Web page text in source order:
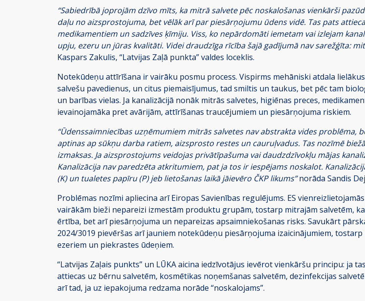
“Sabiedrībā joprojām dzīvo mīts, ka mitrā salvete pēc noskalošanas vienkārši
daļu no aizsprostojuma, bet vēlāk arī par piesārņojumu ūdens vidē. Tas pats
medikamentiem un sadzīves ķīmiju. Viss, ko nepārdomāti iemetam vai izlejam
upju, ezeru un jūras kvalitāti. Videi draudzīga rīcība šajā gadījumā nav sarežģīta:
Kaspars Zakulis, “Latvijas Zaļā punkta” valdes loceklis.
Notekūdeņu attīrīšana ir vairāku posmu process. Vispirms mehāniski atdala
salvešu pavedienus, un citus piemaisījumus, tad smiltis un taukus, bet pēc tam
un barības vielas. Ja kanalizācijā nonāk mitrās salvetes, higiēnas preces,
ievainojamāka pret avārijām, attīrīšanas traucējumiem un piesārņojuma riskiem.
“Ūdenssaimniecības uzņēmumiem mitrās salvetes nav abstrakta vides problēma,
aptinas ap sūkņu darba ratiem, aizsprosto restes un cauruļvadus. Tas nozīmē
izmaksas. Ja aizsprostojums veidojas privātīpašuma vai daudzdzīvokļu mājas
Kanalizācija nav paredzēta atkritumiem, pat ja tos ir iespējams noskalot.
(K) un tualetes papīru (P) jeb lietošanas laikā jāievēro ČKP likums”norāda Sandis
Problēmas nozīmi apliecina arī Eiropas Savienības regulējums. ES
vairākām bieži nepareizi izmestām produktu grupām, tostarp mitrajām salvetēm,
ērtība, bet arī piesārņojuma un nepareizas apsaimniekošanas risks. Savukārt
2024/3019 pievēršas arī jauniem notekūdeņu piesārņojuma izaicinājumiem,
ezeriem un piekrastes ūdeņiem.
“Latvijas Zaļais punkts” un LŪKA aicina iedzīvotājus ievērot vienkāršu principu: ja
attiecas uz bērnu salvetēm, kosmētikas noņemšanas salvetēm, dezinfekcijas
arī tad, ja uz iepakojuma redzama norāde “noskalojams”.